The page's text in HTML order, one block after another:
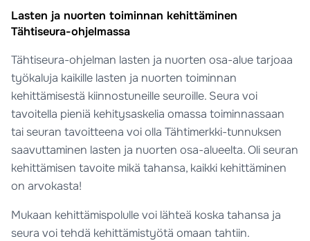
Lasten ja nuorten toiminnan kehittäminen
Tähtiseura-ohjelmassa
Tähtiseura-ohjelman lasten ja nuorten osa-alue tarjoaa
työkaluja kaikille lasten ja nuorten toiminnan
kehittämisestä kiinnostuneille seuroille. Seura voi
tavoitella pieniä kehitysaskelia omassa toiminnassaan
tai seuran tavoitteena voi olla Tähtimerkki-tunnuksen
saavuttaminen lasten ja nuorten osa-alueelta. Oli seuran
kehittämisen tavoite mikä tahansa, kaikki kehittäminen
on arvokasta!
Mukaan kehittämispolulle voi lähteä koska tahansa ja
seura voi tehdä kehittämistyötä omaan tahtiin.